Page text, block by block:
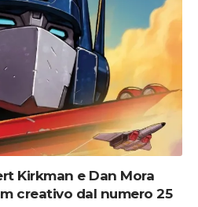
Kirkman e Dan Mora
creativo dal numero 25